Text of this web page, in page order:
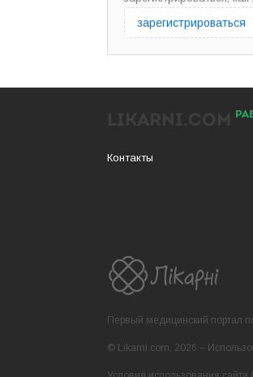
зарегистрироваться
Контакты
Первый медицинский портал
© Likarni.com, 2026 –